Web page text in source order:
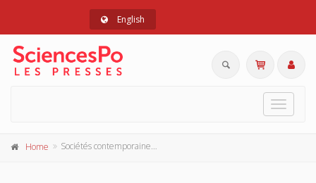
English
Toggle
Home Sociétés contemporaines 126, 2022